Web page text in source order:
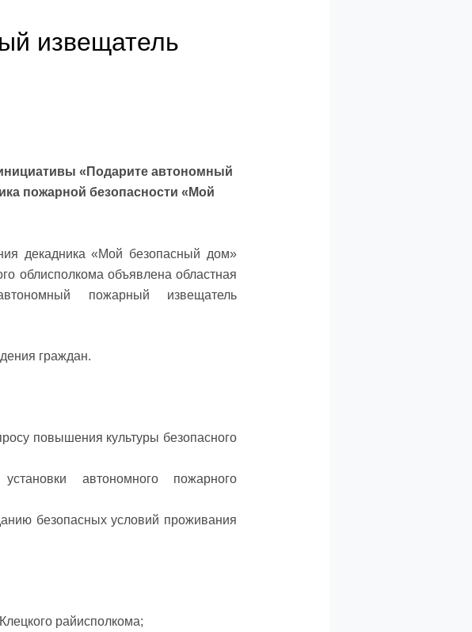
извещатель
«Подарите автономный
пожарной безопасности «Мой
декадника «Мой безопасный дом»
облисполкома объявлена областная
пожарный извещатель
граждан.
повышения культуры безопасного
автономного пожарного
безопасных условий проживания
райисполкома;